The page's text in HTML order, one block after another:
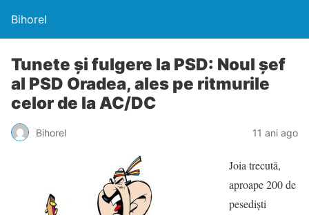
Bihorel
Tunete şi fulgere la PSD: Noul şef
al PSD Oradea, ales pe ritmurile
celor de la AC/DC
Bihorel 11 ani ago
Joia trecută,
aproape 200 de
pesedişti